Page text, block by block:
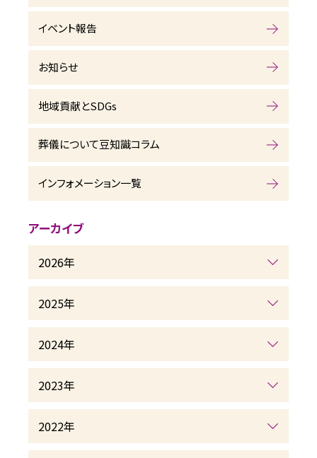
イベント報告
お知らせ
地域貢献とSDGs
葬儀について豆知識コラム
インフォメーション一覧
アーカイブ
2026年
2025年
2024年
2023年
2022年